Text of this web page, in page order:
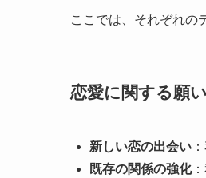
ここでは、それぞれの
恋愛に関する願
新しい恋の出会い
既存の関係の強化